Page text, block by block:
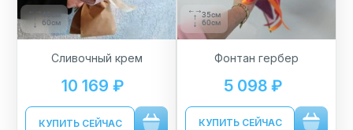
40см
60см
Сливочный крем
10 169 ₽
КУПИТЬ СЕЙЧАС
35см
60см
Фонтан гербер
5 098 ₽
КУПИТЬ СЕЙЧАС